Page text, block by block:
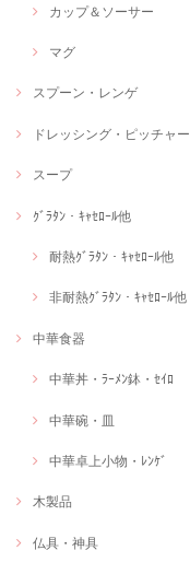
カップ＆ソーサー
マグ
スプーン・レンゲ
ドレッシング・ピッチャー
スープ
ｸﾞﾗﾀﾝ・ｷｬｾﾛｰﾙ他
耐熱ｸﾞﾗﾀﾝ・ｷｬｾﾛｰﾙ他
非耐熱ｸﾞﾗﾀﾝ・ｷｬｾﾛｰﾙ他
中華食器
中華丼・ﾗｰﾒﾝ鉢・ｾｲﾛ
中華碗・皿
中華卓上小物・ﾚﾝｹﾞ
木製品
仏具・神具